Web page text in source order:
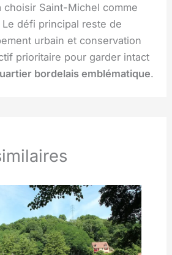
choisir Saint-Michel comme
défi principal reste de
urbain et conservation
prioritaire pour garder intact
bordelais emblématique.